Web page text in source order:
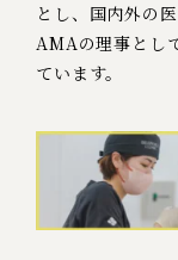
とし、国内外の
AMAの理事とし
ています。